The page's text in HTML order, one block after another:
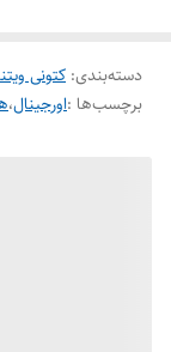
دسته‌بندی: کتونی
برچسب‌ها :اورجینال،